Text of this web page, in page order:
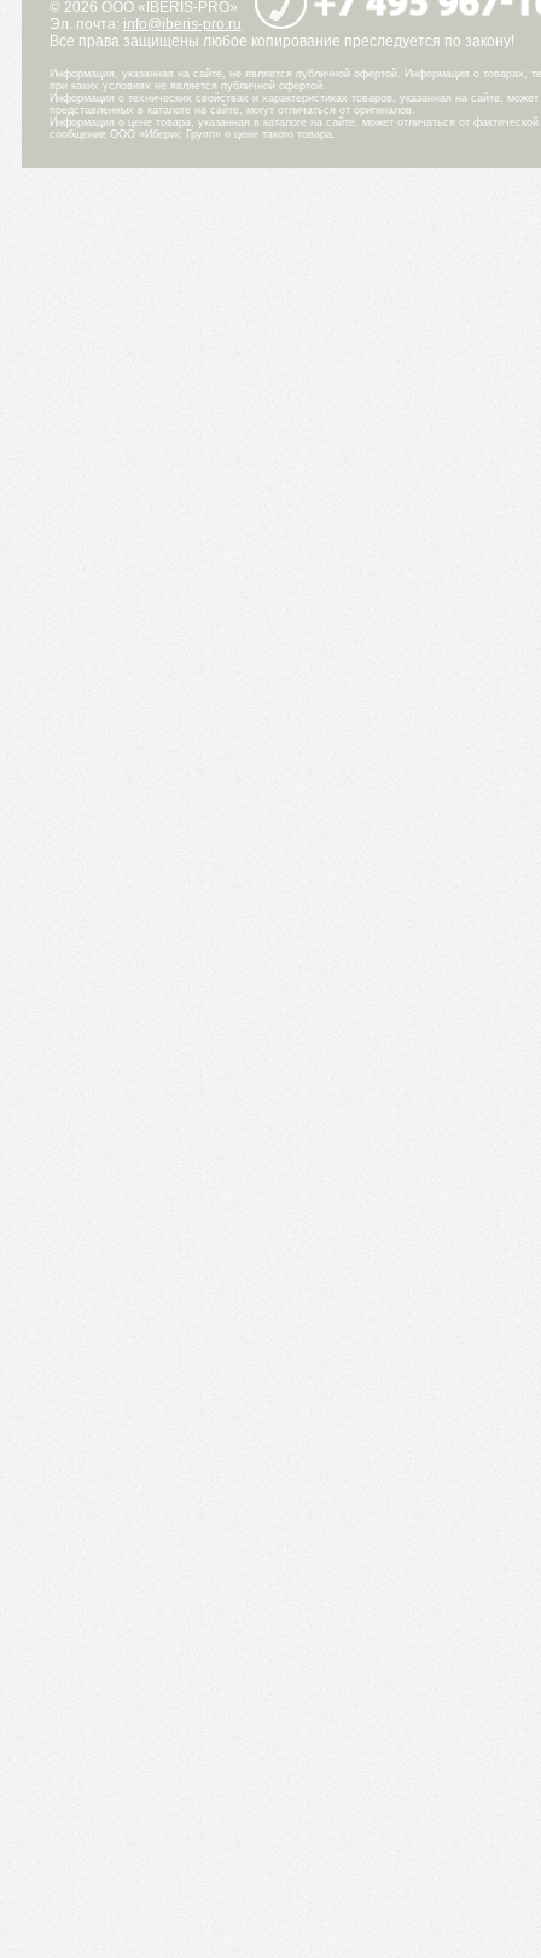
© 2026 ООО «IBERIS-PRO»
Эл. почта: info@iberis-pro.ru
Все права защищены любое копирование преследуется по закону!
Информация, указанная на сайте, не является публичной офертой. Информация о товарах,
при каких условиях не является публичной офертой.
Информация о технических свойствах и характеристиках товаров, указанная на сайте,
представленных в каталоге на сайте, могут отличаться от оригиналов.
Информация о цене товара, указанная в каталоге на сайте, может отличаться от
сообщение ООО «Иберис Групп» о цене такого товара.